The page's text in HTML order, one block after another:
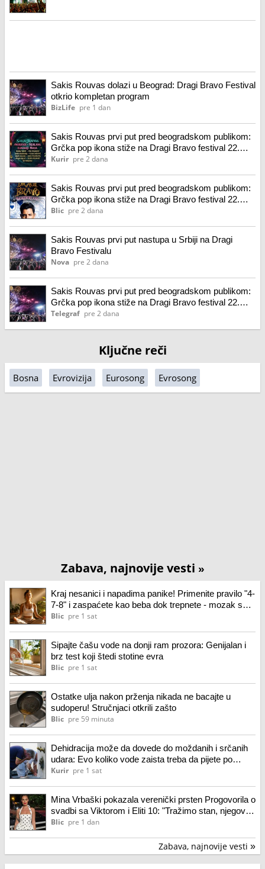
Sakis Rouvas dolazi u Beograd: Dragi Bravo Festival
otkrio kompletan program
BizLife pre 1 dan
Sakis Rouvas prvi put pred beogradskom publikom:
Grčka pop ikona stiže na Dragi Bravo festival 22.
avgusta
Kurir pre 2 dana
Sakis Rouvas prvi put pred beogradskom publikom:
Grčka pop ikona stiže na Dragi Bravo festival 22.
avgusta
Blic pre 2 dana
Sakis Rouvas prvi put nastupa u Srbiji na Dragi
Bravo Festivalu
Nova pre 2 dana
Sakis Rouvas prvi put pred beogradskom publikom:
Grčka pop ikona stiže na Dragi Bravo festival 22.
avgusta
Telegraf pre 2 dana
Ključne reči
Bosna Evrovizija Eurosong Evrosong
Zabava, najnovije vesti »
Kraj nesanici i napadima panike! Primenite pravilo "4-
7-8" i zaspaćete kao beba dok trepnete - mozak se
momentalno gasi
Blic pre 1 sat
Sipajte čašu vode na donji ram prozora: Genijalan i
brz test koji štedi stotine evra
Blic pre 1 sat
Ostatke ulja nakon prženja nikada ne bacajte u
sudoperu! Stručnjaci otkrili zašto
Blic pre 59 minuta
Dehidracija može da dovede do moždanih i srčanih
udara: Evo koliko vode zaista treba da pijete po
vrućini
Kurir pre 1 sat
Mina Vrbaški pokazala verenički prsten Progovorila o
svadbi sa Viktorom i Eliti 10: "Tražimo stan, njegovi
su me prihvatili" (video)
Blic pre 1 dan
Zabava, najnovije vesti »